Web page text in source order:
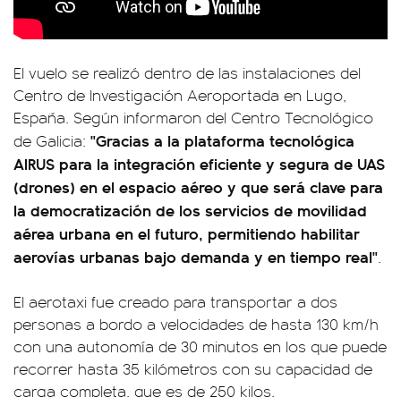
El vuelo se realizó dentro de las instalaciones del
Centro de Investigación Aeroportada en Lugo,
España. Según informaron del Centro Tecnológico
de Galicia: "Gracias a la plataforma tecnológica
AIRUS para la integración eficiente y segura de UAS
(drones) en el espacio aéreo y que será clave para
la democratización de los servicios de movilidad
aérea urbana en el futuro, permitiendo habilitar
aerovías urbanas bajo demanda y en tiempo real".
El aerotaxi fue creado para transportar a dos
personas a bordo a velocidades de hasta 130 km/h
con una autonomía de 30 minutos en los que puede
recorrer hasta 35 kilómetros con su capacidad de
carga completa, que es de 250 kilos.